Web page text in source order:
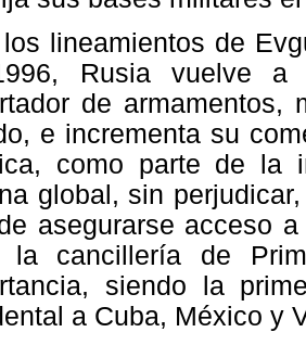
lineamientos de
Rusia vuelve a
de armamentos,
e incrementa su
como parte de la
global, sin
asegurarse acceso
la cancillería de
siendo la
a Cuba, México y